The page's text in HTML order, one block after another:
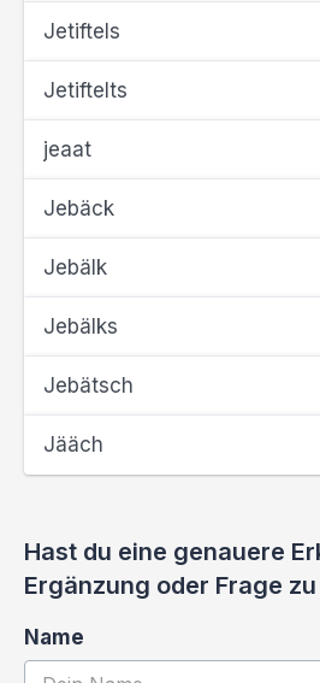
Jetiftels
Jetiftelts
jeaat
Jebäck
Jebälk
Jebälks
Jebätsch
Jääch
Hast du eine genauere
Ergänzung oder Frage
Name